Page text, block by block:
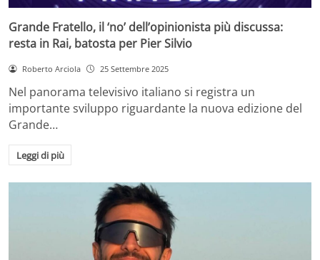
Grande Fratello, il ‘no’ dell’opinionista più discussa:
resta in Rai, batosta per Pier Silvio
Roberto Arciola 25 Settembre 2025
Nel panorama televisivo italiano si registra un
importante sviluppo riguardante la nuova edizione del
Grande…
Leggi di più